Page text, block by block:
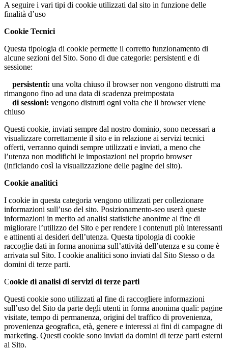
A seguire i vari tipi di cookie utilizzati dal sito in funzione delle
finalità d’uso
Cookie Tecnici
Questa tipologia di cookie permette il corretto funzionamento di
alcune sezioni del Sito. Sono di due categorie: persistenti e di
sessione:
persistenti: una volta chiuso il browser non vengono distrutti ma
rimangono fino ad una data di scadenza preimpostata
di sessioni: vengono distrutti ogni volta che il browser viene
chiuso
Questi cookie, inviati sempre dal nostro dominio, sono necessari a
visualizzare correttamente il sito e in relazione ai servizi tecnici
offerti, verranno quindi sempre utilizzati e inviati, a meno che
l’utenza non modifichi le impostazioni nel proprio browser
(inficiando così la visualizzazione delle pagine del sito).
Cookie analitici
I cookie in questa categoria vengono utilizzati per collezionare
informazioni sull’uso del sito. Posizionamento-seo userà queste
informazioni in merito ad analisi statistiche anonime al fine di
migliorare l’utilizzo del Sito e per rendere i contenuti più interessanti
e attinenti ai desideri dell’utenza. Questa tipologia di cookie
raccoglie dati in forma anonima sull’attività dell’utenza e su come è
arrivata sul Sito. I cookie analitici sono inviati dal Sito Stesso o da
domini di terze parti.
Cookie di analisi di servizi di terze parti
Questi cookie sono utilizzati al fine di raccogliere informazioni
sull’uso del Sito da parte degli utenti in forma anonima quali: pagine
visitate, tempo di permanenza, origini del traffico di provenienza,
provenienza geografica, età, genere e interessi ai fini di campagne di
marketing. Questi cookie sono inviati da domini di terze parti esterni
al Sito.